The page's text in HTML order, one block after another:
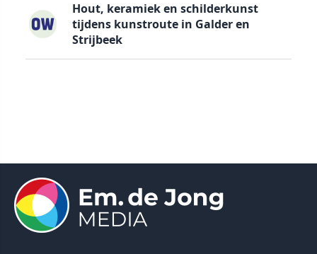
Hout, keramiek en schilderkunst
tijdens kunstroute in Galder en
Strijbeek